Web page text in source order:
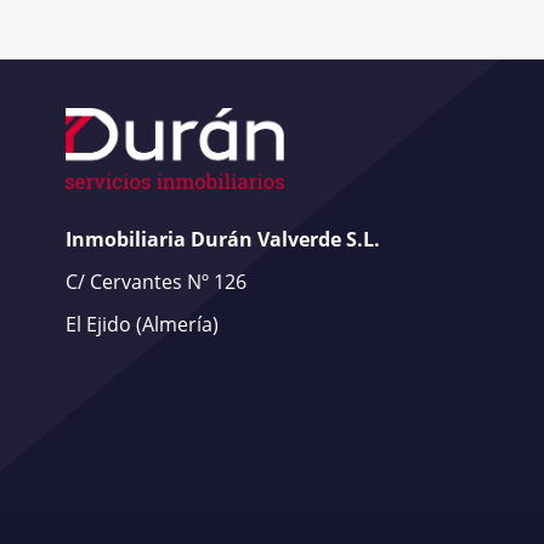
Inmobiliaria Durán Valverde S.L.
C/ Cervantes Nº 126
El Ejido (Almería)